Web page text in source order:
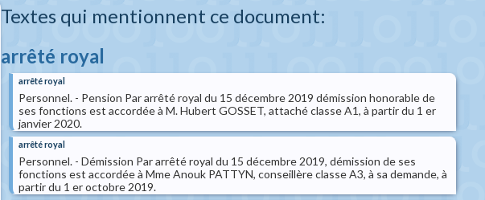
Textes qui mentionnent ce document:
arrêté royal
arrêté royal
Personnel. - Pension Par arrêté royal du 15 décembre 2019 démission honorable de
ses fonctions est accordée à M. Hubert GOSSET, attaché classe A1, à partir du 1 er
janvier 2020.
arrêté royal
Personnel. - Démission Par arrêté royal du 15 décembre 2019, démission de ses
fonctions est accordée à Mme Anouk PATTYN, conseillère classe A3, à sa demande, à
partir du 1 er octobre 2019.